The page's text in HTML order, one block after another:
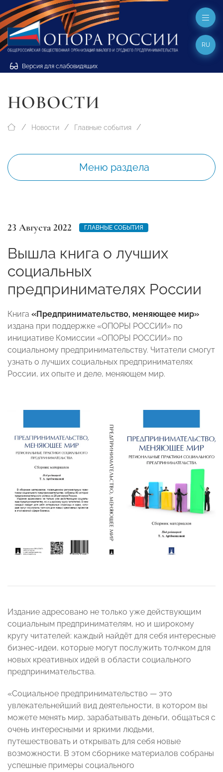
Версия для слабовидящих
RU
НОВОСТИ
Новости Главные события
Меню раздела
23 Августа 2022 ГЛАВНЫЕ СОБЫТИЯ
Вышла книга о лучших
социальных
предпринимателях России
Книга «Предпринимательство, меняющее мир»
издана при поддержке «ОПОРЫ РОССИИ» по
инициативе Комиссии «ОПОРЫ РОССИИ» по
социальному предпринимательству. Читатели смогут
узнать о лучших социальных предпринимателях
России, их опыте и деле, меняющем мир.
Издание адресовано не только уже действующим
социальным предпринимателям, но и широкому
кругу читателей: каждый найдёт для себя интересные
бизнес-идеи, которые могут послужить толчком для
новых креативных идей в области социального
предпринимательства.
«Социальное предпринимательство — это
увлекательнейший вид деятельности, в котором вы
можете менять мир, зарабатывать деньги, общаться с
очень интересными и яркими людьми,
путешествовать и открывать для себя новые
возможности. В этом сборнике материалов собраны
успешные примеры социального